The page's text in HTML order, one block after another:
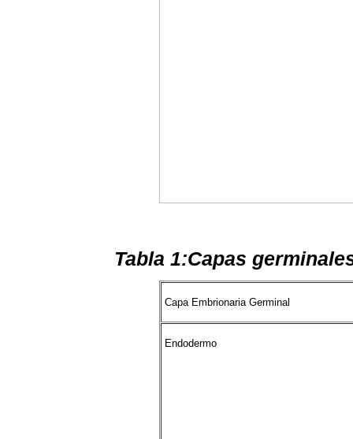
Tabla 1:Capas
Capa Embrionaria Germinal
Endodermo